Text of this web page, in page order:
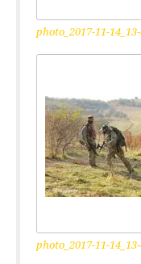
photo_2017-11-
photo_2017-11-